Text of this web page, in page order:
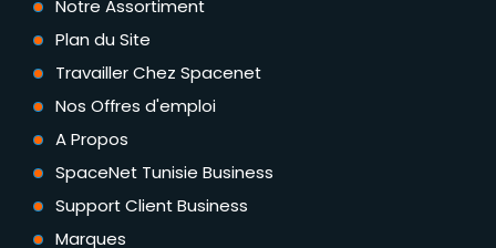
Notre Assortiment
Plan du Site
Travailler Chez Spacenet
Nos Offres d'emploi
A Propos
SpaceNet Tunisie Business
Support Client Business
Marques